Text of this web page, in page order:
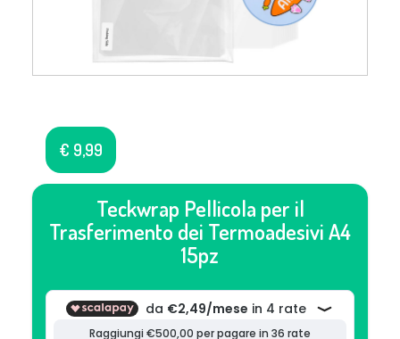
€ 9,99
Teckwrap Pellicola per il
Trasferimento dei Termoadesivi A4
15pz